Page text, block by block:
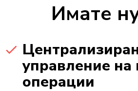
Имате
управление на
операции